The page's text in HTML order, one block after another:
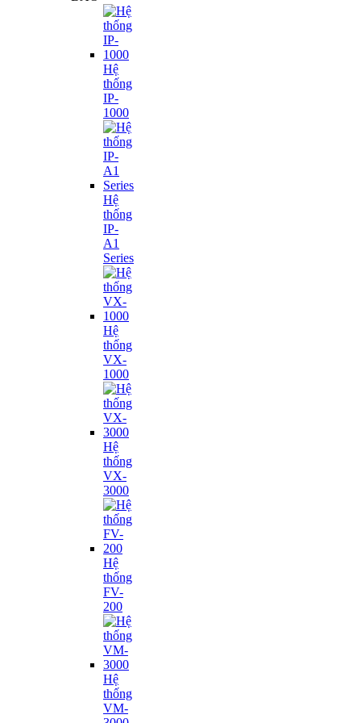
Hệ
thống
IP-
1000
Hệ
thống
IP-
A1
Series
Hệ
thống
VX-
1000
Hệ
thống
VX-
3000
Hệ
thống
FV-
200
Hệ
thống
VM-